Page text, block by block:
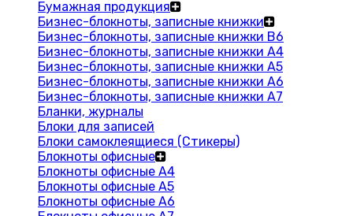
Бумажная продукция
Бизнес-блокноты, записные книжки
Бизнес-блокноты, записные книжки В6
Бизнес-блокноты, записные книжки A4
Бизнес-блокноты, записные книжки А5
Бизнес-блокноты, записные книжки А6
Бизнес-блокноты, записные книжки А7
Бланки, журналы
Блоки для записей
Блоки самоклеящиеся (Стикеры)
Блокноты офисные
Блокноты офисные A4
Блокноты офисные A5
Блокноты офисные A6